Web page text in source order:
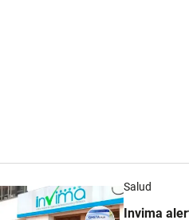
Salud
Invima